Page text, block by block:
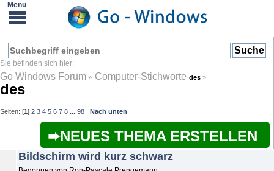
Go Windows Forum » Computer-Stichwortedes »
des
Seiten: [1] 2 3 4 5 6 7 8 ... 98 Nach unten
NEUES THEMA ERSTELLEN
Bildschirm wird kurz schwarz